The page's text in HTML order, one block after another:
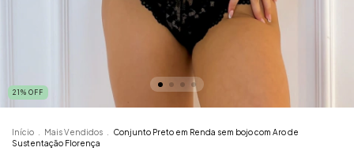
21 % OFF
Início Mais Vendidos
Conjunto Preto em Renda sem bojo com Aro de
Sustentação Florença